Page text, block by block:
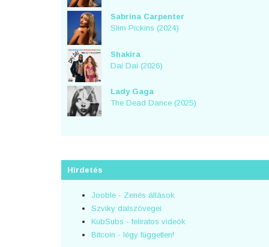
Sabrina Carpenter
Slim Pickins (2024)
Shakira
Dai Dai (2026)
Lady Gaga
The Dead Dance (2025)
Hirdetés
Jooble - Zenés állások
Szviky dalszövegei
KubSubs - feliratos videók
Bitcoin - légy független!